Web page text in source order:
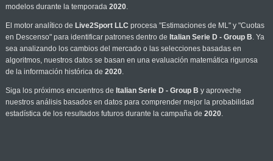
modelos durante la temporada 2020.
El motor analítico de Live2Sport LLC procesa "Estimaciones de ML" y "Cuotas
en Descenso" para identificar patrones dentro de Italian Serie D - Group B. Ya
sea analizando los cambios del mercado o las selecciones basadas en
algoritmos, nuestros datos se basan en una evaluación matemática rigurosa
de la información histórica de 2020.
Siga los próximos encuentros de Italian Serie D - Group B y aproveche
nuestros análisis basados en datos para comprender mejor la probabilidad
estadística de los resultados futuros durante la campaña de 2020.